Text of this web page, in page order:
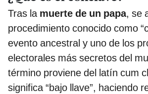
Tras la muerte de un papa, se
procedimiento conocido como
evento ancestral y uno de los
electorales más secretos del
término proviene del latín cum
significa “bajo llave”, haciendo